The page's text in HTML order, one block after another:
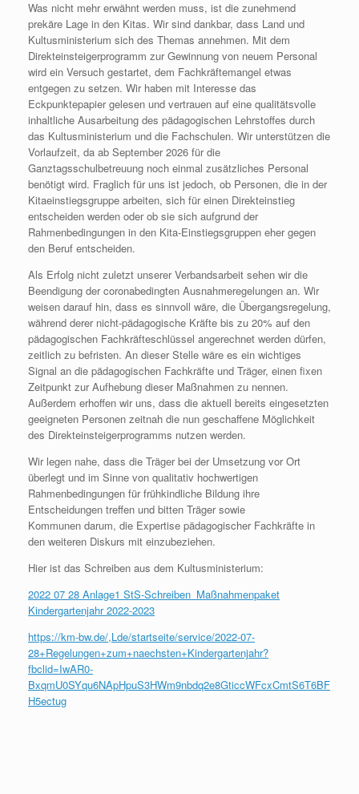
Was nicht mehr erwähnt werden muss, ist die zunehmend
prekäre Lage in den Kitas. Wir sind dankbar, dass Land und
Kultusministerium sich des Themas annehmen. Mit dem
Direkteinsteigerprogramm zur Gewinnung von neuem Personal
wird ein Versuch gestartet, dem Fachkräftemangel etwas
entgegen zu setzen. Wir haben mit Interesse das
Eckpunktepapier gelesen und vertrauen auf eine qualitätsvolle
inhaltliche Ausarbeitung des pädagogischen Lehrstoffes durch
das Kultusministerium und die Fachschulen. Wir unterstützen die
Vorlaufzeit, da ab September 2026 für die
Ganztagsschulbetreuung noch einmal zusätzliches Personal
benötigt wird. Fraglich für uns ist jedoch, ob Personen, die in der
Kitaeinstiegsgruppe arbeiten, sich für einen Direkteinstieg
entscheiden werden oder ob sie sich aufgrund der
Rahmenbedingungen in den Kita-Einstiegsgruppen eher gegen
den Beruf entscheiden.
Als Erfolg nicht zuletzt unserer Verbandsarbeit sehen wir die
Beendigung der coronabedingten Ausnahmeregelungen an. Wir
weisen darauf hin, dass es sinnvoll wäre, die Übergangsregelung,
während derer nicht-pädagogische Kräfte bis zu 20% auf den
pädagogischen Fachkräfteschlüssel angerechnet werden dürfen,
zeitlich zu befristen. An dieser Stelle wäre es ein wichtiges
Signal an die pädagogischen Fachkräfte und Träger, einen fixen
Zeitpunkt zur Aufhebung dieser Maßnahmen zu nennen.
Außerdem erhoffen wir uns, dass die aktuell bereits eingesetzten
geeigneten Personen zeitnah die nun geschaffene Möglichkeit
des Direkteinsteigerprogramms nutzen werden.
Wir legen nahe, dass die Träger bei der Umsetzung vor Ort
überlegt und im Sinne von qualitativ hochwertigen
Rahmenbedingungen für frühkindliche Bildung ihre
Entscheidungen treffen und bitten Träger sowie
Kommunen darum, die Expertise pädagogischer Fachkräfte in
den weiteren Diskurs mit einzubeziehen.
Hier ist das Schreiben aus dem Kultusministerium:
2022 07 28 Anlage1 StS-Schreiben_Maßnahmenpaket
Kindergartenjahr 2022-2023
https://km-bw.de/,Lde/startseite/service/2022-07-
28+Regelungen+zum+naechsten+Kindergartenjahr?
fbclid=IwAR0-
BxqmU0SYqu6NApHpuS3HWm9nbdq2e8GticcWFcxCmtS6T6BF
H5ectug